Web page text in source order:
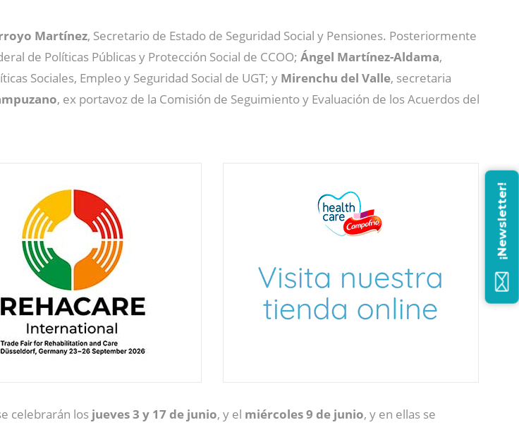
Martínez, Secretario de Estado de Seguridad Social y Pensiones. Posteriormente
de Políticas Públicas y Protección Social de CCOO; Ángel Martínez-Aldama,
Sociales, Empleo y Seguridad Social de UGT; y Mirenchu del Valle, secretaria
, ex portavoz de la Comisión de Seguimiento y Evaluación de los Acuerdos del
celebrarán los jueves 3 y 17 de junio, y el miércoles 9 de junio, y en ellas se
¡Newsletter!